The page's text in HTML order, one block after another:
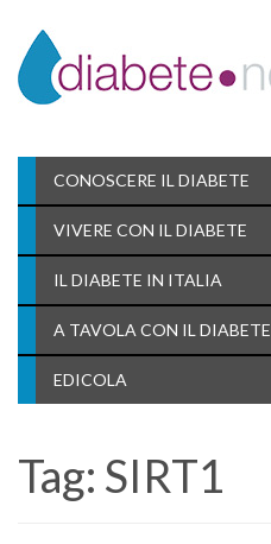
CONOSCERE IL DIABETE
VIVERE CON IL DIABETE
IL DIABETE IN ITALIA
A TAVOLA CON IL DIABETE
EDICOLA
Tag: SIRT1